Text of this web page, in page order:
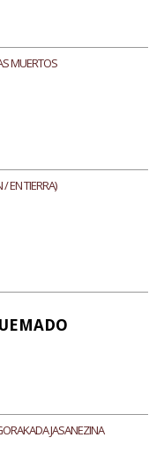
MUERTOS
EN TIERRA)
JASANEZINA